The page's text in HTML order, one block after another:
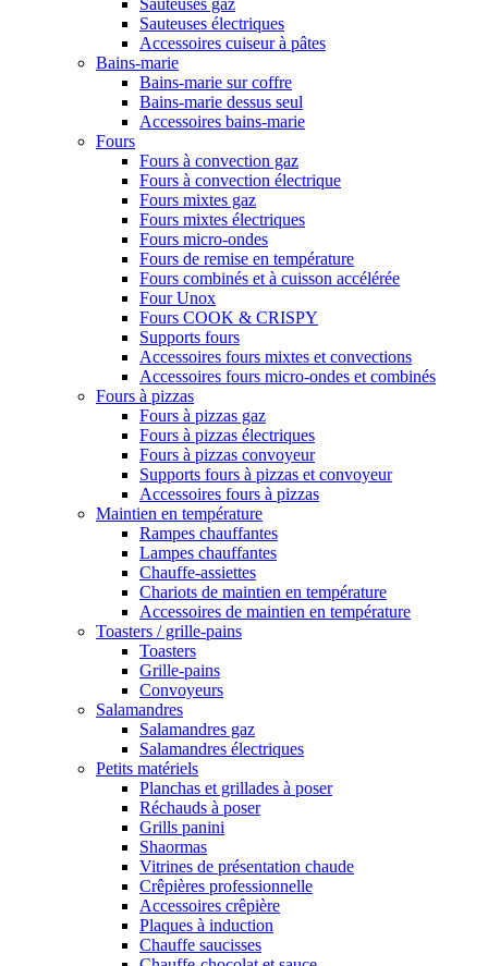
Sauteuses gaz
Sauteuses électriques
Accessoires cuiseur à pâtes
Bains-marie
Bains-marie sur coffre
Bains-marie dessus seul
Accessoires bains-marie
Fours
Fours à convection gaz
Fours à convection électrique
Fours mixtes gaz
Fours mixtes électriques
Fours micro-ondes
Fours de remise en température
Fours combinés et à cuisson accélérée
Four Unox
Fours COOK & CRISPY
Supports fours
Accessoires fours mixtes et convections
Accessoires fours micro-ondes et combinés
Fours à pizzas
Fours à pizzas gaz
Fours à pizzas électriques
Fours à pizzas convoyeur
Supports fours à pizzas et convoyeur
Accessoires fours à pizzas
Maintien en température
Rampes chauffantes
Lampes chauffantes
Chauffe-assiettes
Chariots de maintien en température
Accessoires de maintien en température
Toasters / grille-pains
Toasters
Grille-pains
Convoyeurs
Salamandres
Salamandres gaz
Salamandres électriques
Petits matériels
Planchas et grillades à poser
Réchauds à poser
Grills panini
Shaormas
Vitrines de présentation chaude
Crêpières professionnelle
Accessoires crêpière
Plaques à induction
Chauffe saucisses